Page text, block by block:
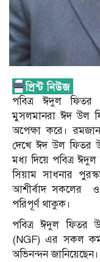
পবিত্র ঈদুল
মুসলমানরা ঈদ উল
অপেক্ষা করে।
দেখে ঈদ উল ফিতর
মধ্য দিয়ে পবিত্র
সিয়াম সাধনার
আশীর্বাদ সকলের
পরিপূর্ণ থাকুক।
পবিত্র ঈদুল ফিতর
(NGF) এর সকল
অভিনন্দন